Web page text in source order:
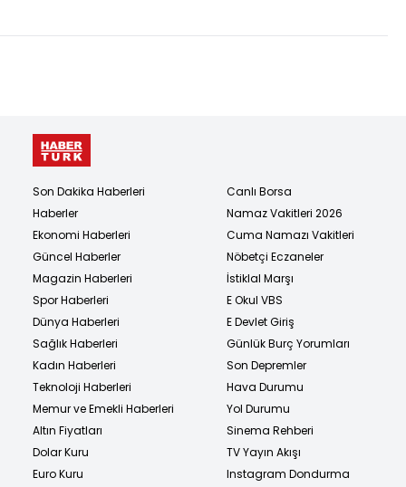
Son Dakika Haberleri
Haberler
Ekonomi Haberleri
Güncel Haberler
Magazin Haberleri
Spor Haberleri
Dünya Haberleri
Sağlık Haberleri
Kadın Haberleri
Teknoloji Haberleri
Memur ve Emekli Haberleri
Altın Fiyatları
Dolar Kuru
Euro Kuru
Canlı Borsa
Namaz Vakitleri 2026
Cuma Namazı Vakitleri
Nöbetçi Eczaneler
İstiklal Marşı
E Okul VBS
E Devlet Giriş
Günlük Burç Yorumları
Son Depremler
Hava Durumu
Yol Durumu
Sinema Rehberi
TV Yayın Akışı
Instagram Dondurma